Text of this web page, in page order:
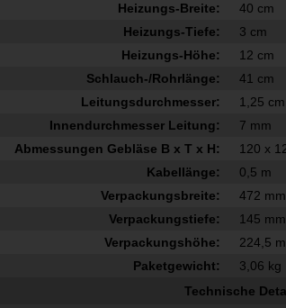
Heizungs-Breite:
40 cm
Heizungs-Tiefe:
3 cm
Heizungs-Höhe:
12 cm
Schlauch-/Rohrlänge:
41 cm
Leitungsdurchmesser:
1,25 cm
Innendurchmesser Leitung:
7 mm
Abmessungen Gebläse B x T x H:
120 x
Kabellänge:
0,5 m
Verpackungsbreite:
472 mm
Verpackungstiefe:
145 mm
Verpackungshöhe:
224,5
Paketgewicht:
3,06 kg
Technische